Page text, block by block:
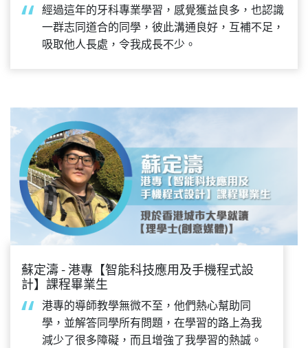
經過這年的牙科專業學習，感覺獲益良多，也認識
一群志同道合的同學，彼此溝通良好，互補不足，
吸取他人長處，令我成長不少。
蘇定濤 - 港專【智能科技應用及手機程式設
計】課程畢業生
港專的導師教學無微不至，他們熱心幫助同
學，並解答同學所有問題，在學習的路上為我
減少了很多障礙，而且增強了我學習的熱誠。